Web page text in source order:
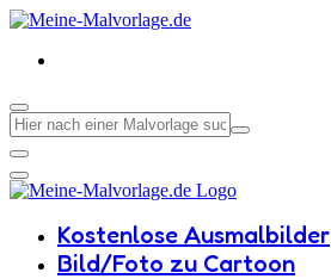
Kostenlose Ausmalbilder
Bild/Foto zu Cartoon